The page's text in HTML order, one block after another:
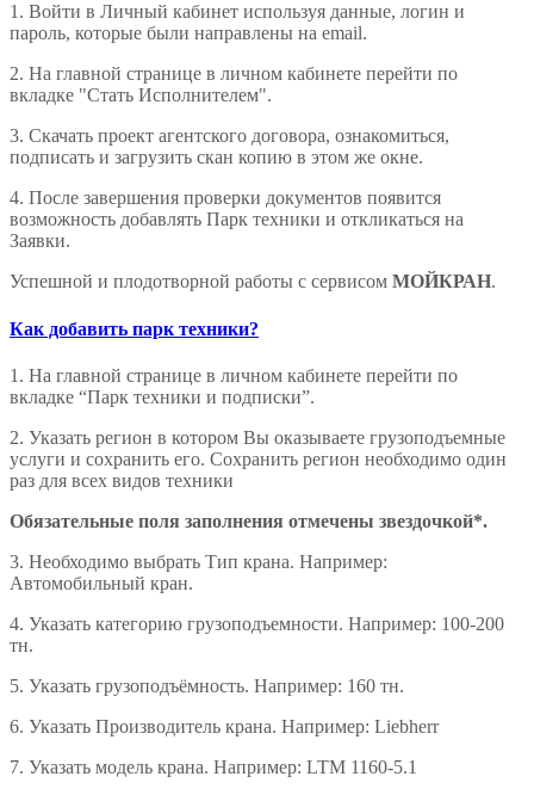
1. Войти в Личный кабинет используя данные, логин и
пароль, которые были направлены на email.
2. На главной странице в личном кабинете перейти по
вкладке "Стать Исполнителем".
3. Скачать проект агентского договора, ознакомиться,
подписать и загрузить скан копию в этом же окне.
4. После завершения проверки документов появится
возможность добавлять Парк техники и откликаться на
Заявки.
Успешной и плодотворной работы с сервисом МОЙКРАН.
Как добавить парк техники?
1. На главной странице в личном кабинете перейти по
вкладке “Парк техники и подписки”.
2. Указать регион в котором Вы оказываете грузоподъемные
услуги и сохранить его. Сохранить регион необходимо один
раз для всех видов техники
Обязательные поля заполнения отмечены звездочкой*.
3. Необходимо выбрать Тип крана. Например:
Автомобильный кран.
4. Указать категорию грузоподъемности. Например: 100-200
тн.
5. Указать грузоподъёмность. Например: 160 тн.
6. Указать Производитель крана. Например: Liebherr
7. Указать модель крана. Например: LTM 1160-5.1